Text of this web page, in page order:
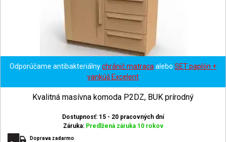
Odporúčame antibakteriálnychránič matraca alebo SET paplón +
vankúš Excelent
Kvalitná masívna komoda P2DZ, BUK prírodný
Dostupnosť: 15 - 20 pracovných dní
Záruka: Predlžená záruka 10 rokov
Doprava zadarmo